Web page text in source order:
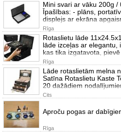
Mini svari ar vāku 200g /
Īpašības: - plāns,
displejs ar ekrāna
Rīga
Rotaslietu lāde
lāde izceļas ar elegantu,
kas tika izgatavota, pievē
Rīga
Lāde rotaslietām melna
Satīna Rotaslietu Kaste
20 dažādiem
Cits
Aproču pogas ar
Rīga